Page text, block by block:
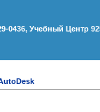
0436, Учебный Центр